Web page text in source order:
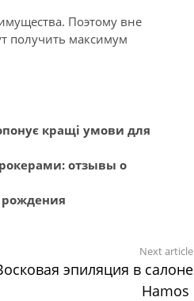
Поэтому вне
получить максимум
кращі умови для
отзывы о
Next article
эпиляция в салоне
Hamos